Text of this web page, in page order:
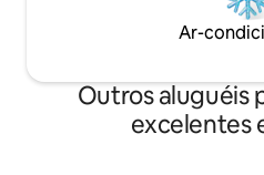
Ar-
Outros aluguéis
excelentes